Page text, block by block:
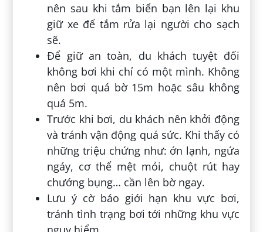
nên sau khi tắm biển bạn lên lại khu
giữ xe để tắm rửa lại người cho sạch
sẽ.
Để giữ an toàn, du khách tuyệt đối
không bơi khi chỉ có một mình. Không
nên bơi quá bờ 15m hoặc sâu không
quá 5m.
Trước khi bơi, du khách nên khởi động
và tránh vận động quá sức. Khi thấy có
những triệu chứng như: ớn lạnh, ngứa
ngáy, cơ thể mệt mỏi, chuột rút hay
chướng bụng… cần lên bờ ngay.
Lưu ý cờ báo giới hạn khu vực bơi,
tránh tình trạng bơi tới những khu vực